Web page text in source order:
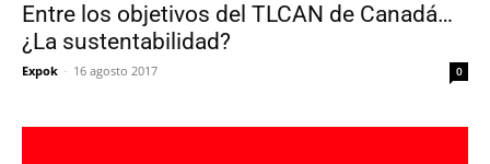
Entre los objetivos del TLCAN de Canadá…
¿La sustentabilidad?
Expok - 16 agosto 2017 0